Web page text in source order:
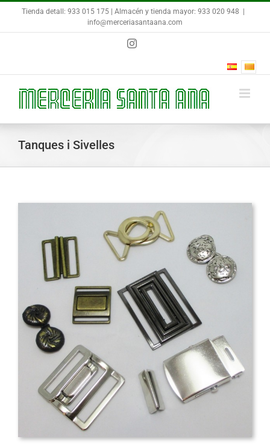
content
Tienda detall: 933 015 175 | Almacén y tienda mayor: 933 020 948
info@merceriasantaana.com
Instagram
Tanques i Sivelles